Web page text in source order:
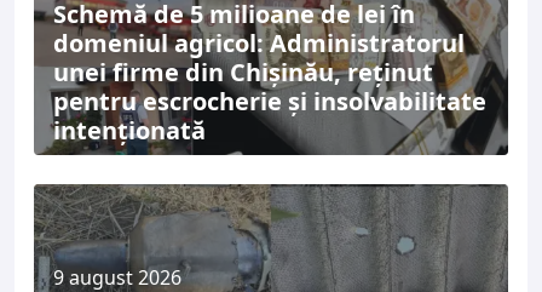
Schemă de 5 milioane de lei în
domeniul agricol: Administratorul
unei firme din Chișinău, reținut
pentru escrocherie și insolvabilitate
intenționată
9 august 2026